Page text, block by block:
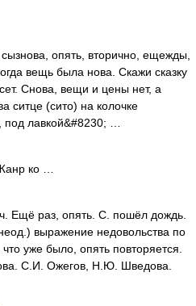
опять, вторично, ещежды,
вещь была нова. Скажи сказку
Снова, вещи и цены нет, а
ситце (сито) на колочке
под лавкой&#8230; …
ко …
Ещё раз, опять. С. пошёл дождь.
выражение недовольства по
уже было, опять повторяется.
С.И. Ожегов, Н.Ю. Шведова.